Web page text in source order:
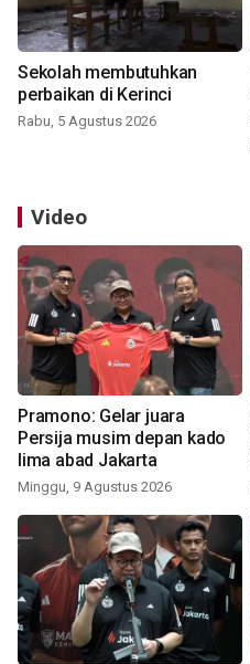
Sekolah membutuhkan
perbaikan di Kerinci
Rabu, 5 Agustus 2026
Video
Pramono: Gelar juara
Persija musim depan kado
lima abad Jakarta
Minggu, 9 Agustus 2026